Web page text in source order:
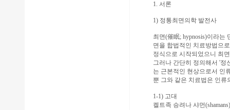
1. 서론
1) 정통최면의학 발전사
최면(催眠; hypnosis)이라는
면을 합법적인 치료방법으
정식으로 시작되었으니 최
그러나 간단히 정의해서 '정
는 근본적인 현상으로서 인
뿐 그와 같은 치료법은 인류
1-1) 고대
켈트족 승려나 샤먼